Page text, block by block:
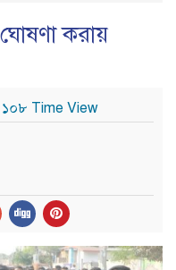
করায়
Time View